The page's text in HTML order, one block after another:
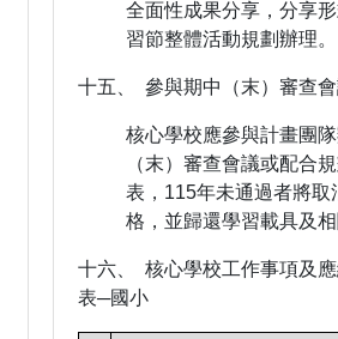
全面性成果分享，分享
習節整體活動規劃辦理。
十五、 參與期中（末）審查
核心學校應參與計畫團
（末）審查會議或配合
表，115年未通過者將取
格，並歸還學習載具及相
十六、 核心學校工作事項及
表─國小